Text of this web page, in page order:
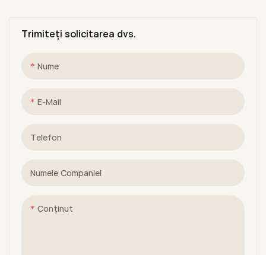
Trimiteți solicitarea dvs.
Nume
E-Mail
Telefon
Numele Companiei
Conţinut